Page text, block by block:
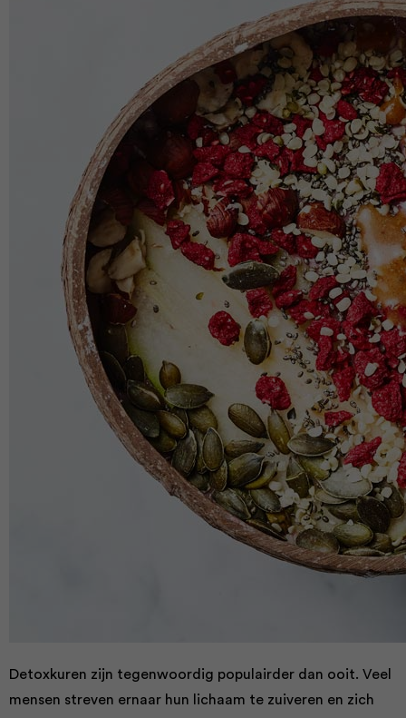
Detoxkuren zijn tegenwoordig populairder dan ooit. Veel
mensen streven ernaar hun lichaam te zuiveren en zich